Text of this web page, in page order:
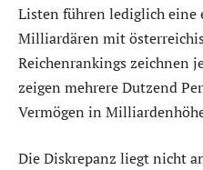
Listen führen lediglich
Milliardären mit
Reichenrankings zeichnen
zeigen mehrere Dutzend
Vermögen in
Die Diskrepanz liegt nicht